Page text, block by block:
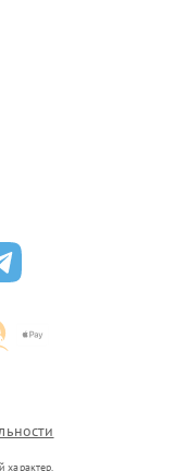
характер.